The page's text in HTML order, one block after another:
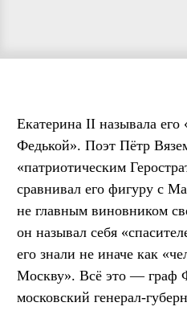
Екатерина II называла
Федькой». Поэт Пётр
«патриотическим
сравнивал его фигуру с
не главным виновником
он называл себя
его знали не иначе как
Москву». Всё это — граф
московский генерал-